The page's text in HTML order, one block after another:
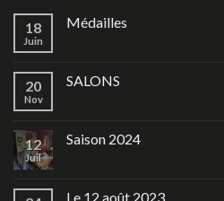
18
Juin
Médailles
20
Nov
SALONS
12
Juil
Saison 2024
Le 12 août 2023